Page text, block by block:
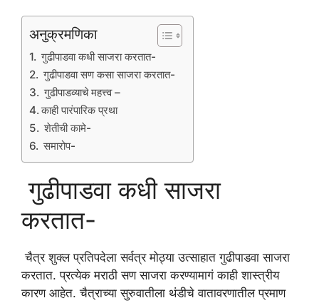
अनुक्रमणिका
गुढीपाडवा कधी साजरा करतात-
गुढीपाडवा सण कसा साजरा करतात-
गुढीपाडव्याचे महत्त्व –
काही पारंपारिक प्रथा
शेतीची कामे-
समारोप-
गुढीपाडवा कधी साजरा
करतात-
चैत्र शुक्ल प्रतिपदेला सर्वत्र मोठ्या उत्साहात गुढीपाडवा साजरा
करतात. प्रत्येक मराठी सण साजरा करण्यामागं काही शास्त्रीय
कारण आहेत. चैत्राच्या सुरुवातीला थंडीचे वातावरणातील प्रमाण